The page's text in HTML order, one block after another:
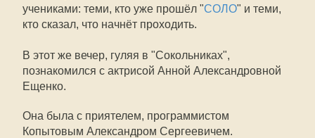
учениками: теми, кто уже прошёл "СОЛО" и теми,
кто сказал, что начнёт проходить.
В этот же вечер, гуляя в "Сокольниках",
познакомился с актрисой Анной Александровной
Ещенко.
Она была с приятелем, программистом
Копытовым Александром Сергеевичем.